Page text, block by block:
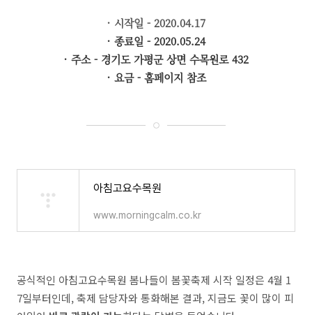
· 시작일 - 2020.04.17
· 종료일 - 2020.05.24
· 주소 - 경기도 가평군 상면 수목원로 432
· 요금 - 홈페이지 참조
아침고요수목원
www.morningcalm.co.kr
공식적인 아침고요수목원 봄나들이 봄꽃축제 시작 일정은 4월 1
7일부터인데, 축제 담당자와 통화해본 결과, 지금도 꽃이 많이 피